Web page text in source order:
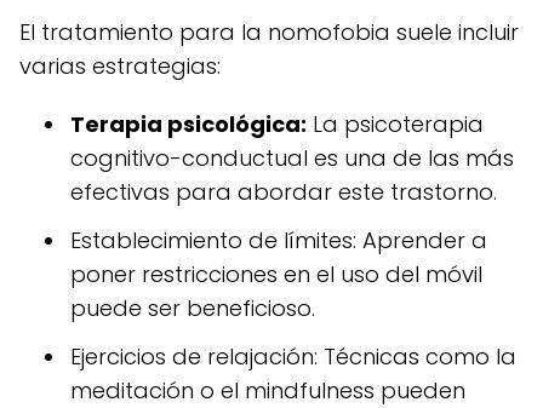
El tratamiento para la nomofobia suele incluir
varias estrategias:
Terapia psicológica: La psicoterapia
cognitivo-conductual es una de las más
efectivas para abordar este trastorno.
Establecimiento de límites: Aprender a
poner restricciones en el uso del móvil
puede ser beneficioso.
Ejercicios de relajación: Técnicas como la
meditación o el mindfulness pueden